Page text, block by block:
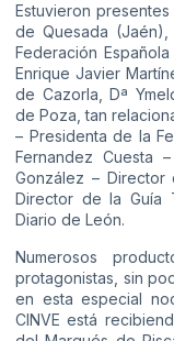
Estuvieron presentes
de Quesada
Federación
Enrique Javier
de Cazorla, Dª
de Poza, tan
– Presidenta de la
Fernandez Cuesta
González – Director
Director de la Guía
Diario de León.
Numerosos
protagonistas, sin
en esta especial
CINVE está